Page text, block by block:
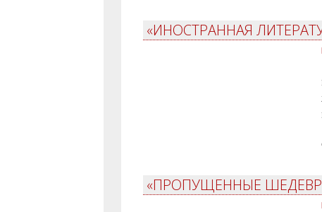
«ИНОСТРАННАЯ
«ПРОПУЩЕННЫЕ